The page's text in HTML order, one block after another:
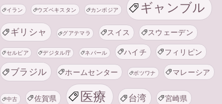
イラン ウズベキスタン カンボジア ギャンブル
ギリシャ グアテマラ スイス スウェーデン
セルビア デジタル庁 ネパール ハイチ フィリピン
ブラジル ホームセンター ボツワナ マレーシア
中古 佐賀県 医療 台湾 宮崎県